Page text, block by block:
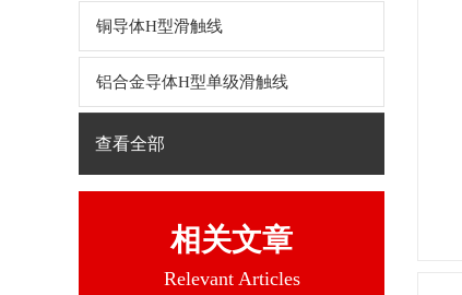
铜导体H型滑触线
铝合金导体H型单级滑触线
查看全部
相关文章
Relevant Articles